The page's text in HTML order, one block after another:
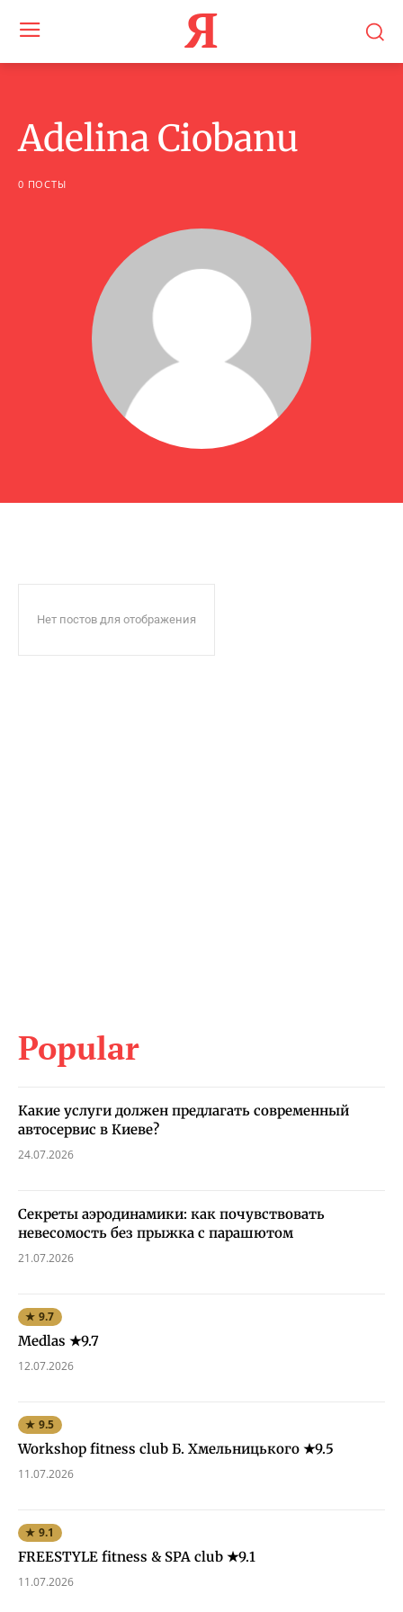
Я
Adelina Ciobanu
0 ПОСТЫ
Нет постов для отображения
Popular
Какие услуги должен предлагать современный
автосервис в Киеве?
24.07.2026
Секреты аэродинамики: как почувствовать
невесомость без прыжка с парашютом
21.07.2026
★ 9.7
Medlas ★9.7
12.07.2026
★ 9.5
Workshop fitness club Б. Хмельницького ★9.5
11.07.2026
★ 9.1
FREESTYLE fitness & SPA club ★9.1
11.07.2026